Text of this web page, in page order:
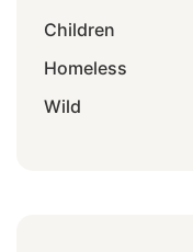
Children
Homeless
Wild